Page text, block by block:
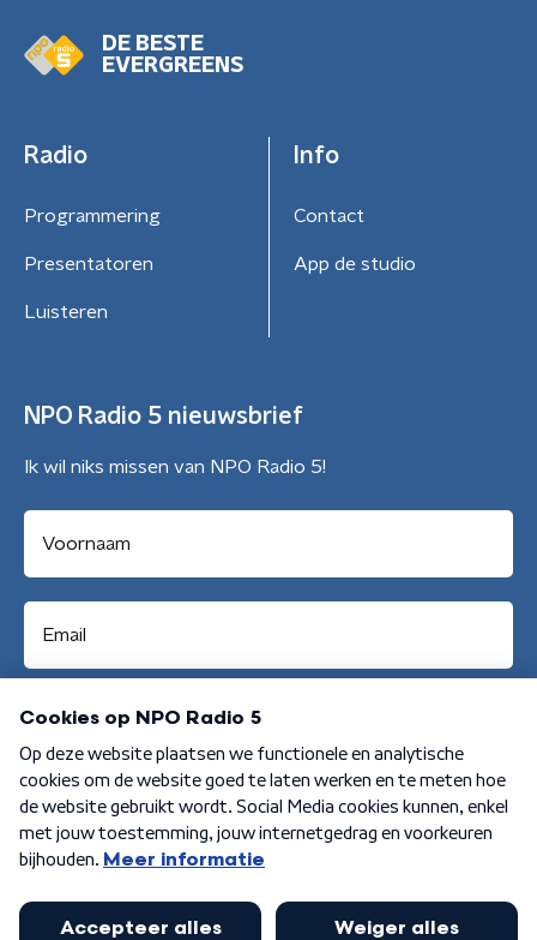
DE BESTE
EVERGREENS
Radio
Programmering
Presentatoren
Luisteren
Info
Contact
App de studio
NPO Radio 5 nieuwsbrief
Ik wil niks missen van NPO Radio 5!
Aanmelden
Algemene voorwaarden